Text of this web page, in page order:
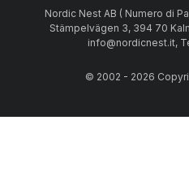
Nordic Nest AB ( Numero di
Stämpelvägen 3, 394 70
info@nordicnest.it,
© 2002 - 2026